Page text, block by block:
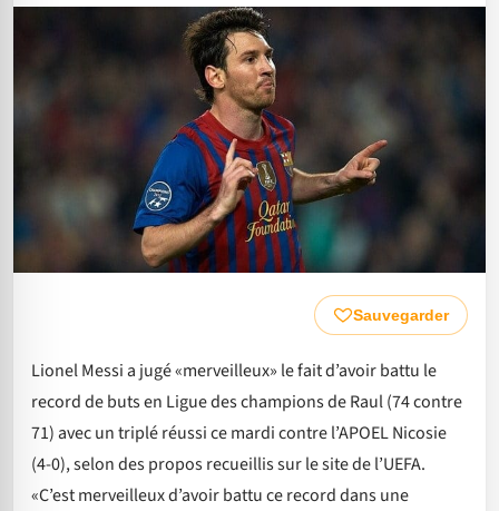
Sauvegarder
Lionel Messi a jugé «merveilleux» le fait d’avoir battu le
record de buts en Ligue des champions de Raul (74 contre
71) avec un triplé réussi ce mardi contre l’APOEL Nicosie
(4-0), selon des propos recueillis sur le site de l’UEFA.
«C’est merveilleux d’avoir battu ce record dans une